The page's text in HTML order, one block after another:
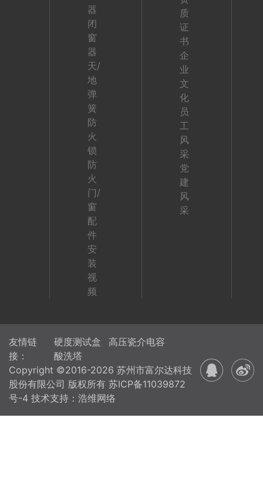
器
闭
窗
器
天/
地
弹
簧
防
火
锁
防
火
门/
窗
配
件
安
装
视
频
质
证
书
企
业
文
化
员
工
风
采
党
建
风
采
友情链
接：
硬度测试盒
高压瓷介电容
酸洗塔
Copyright ©2016-2026 苏州市富尔达科技
股份有限公司 版权所有 苏ICP备11039872
号-4 技术支持：浩维网络